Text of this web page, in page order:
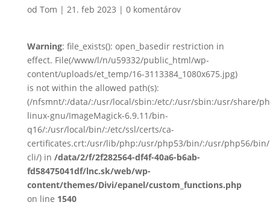
od Tom | 21. feb 2023 | 0 komentárov
Warning: file_exists(): open_basedir restriction in
effect. File(/www/l/n/u59332/public_html/wp-
content/uploads/et_temp/16-3113384_1080x675.jpg)
is not within the allowed path(s):
(/nfsmnt/:/data/:/usr/local/sbin:/etc/:/usr/sbin:/usr/share/
linux-gnu/ImageMagick-6.9.11/bin-
q16/:/usr/local/bin/:/etc/ssl/certs/ca-
certificates.crt:/usr/lib/php:/usr/php53/bin/:/usr/php56/
cli/) in /data/2/f/2f282564-df4f-40a6-b6ab-
fd58475041df/lnc.sk/web/wp-
content/themes/Divi/epanel/custom_functions.php
on line 1540